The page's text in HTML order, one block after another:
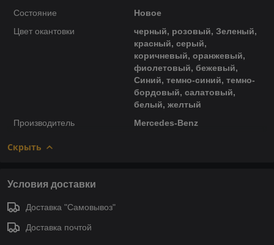
Состояние
Новое
Цвет окантовки
черный, розовый, Зеленый,
красный, серый,
коричневый, оранжевый,
фиолетовый, бежевый,
Синий, темно-синий, темно-
бордовый, салатовый,
белый, желтый
Производитель
Mercedes-Benz
Скрыть
Условия доставки
Доставка "Самовывоз"
Доставка почтой